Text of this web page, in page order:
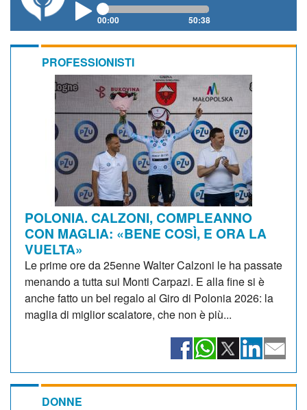
00:00 50:38
PROFESSIONISTI
POLONIA. CALZONI, COMPLEANNO
CON MAGLIA: «BENE COSÌ, E ORA LA
VUELTA»
Le prime ore da 25enne Walter Calzoni le ha passate
menando a tutta sui Monti Carpazi. E alla fine si è
anche fatto un bel regalo al Giro di Polonia 2026: la
maglia di miglior scalatore, che non è più...
DONNE